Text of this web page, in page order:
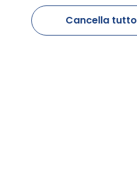
Cancella tutto